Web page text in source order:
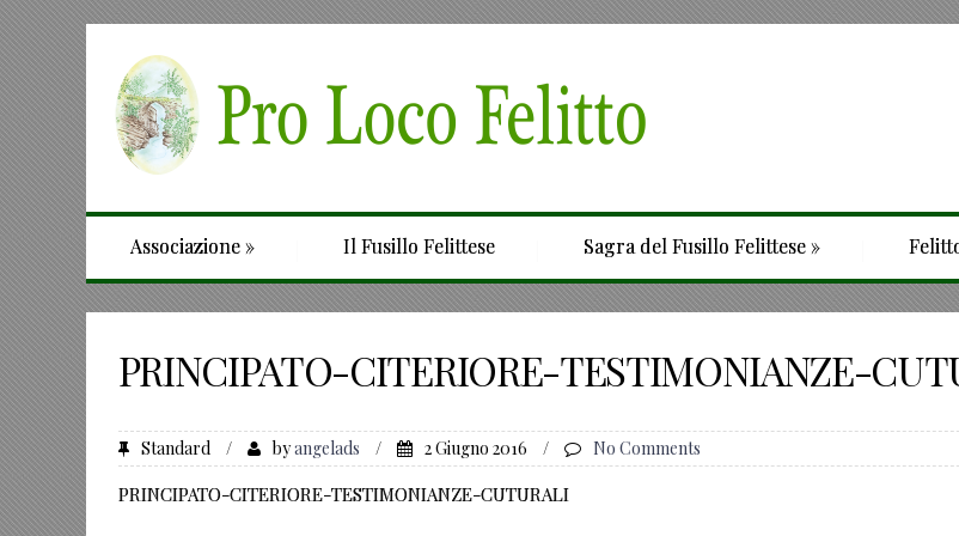
Associazione» Il Fusillo Felittese Sagra del Fusillo Felittese»
PRINCIPATO-CITERIORE-TESTIMONIANZE-
Standard / byangelads / 2 Giugno 2016 / No Comments
PRINCIPATO-CITERIORE-TESTIMONIANZE-CUTURALI